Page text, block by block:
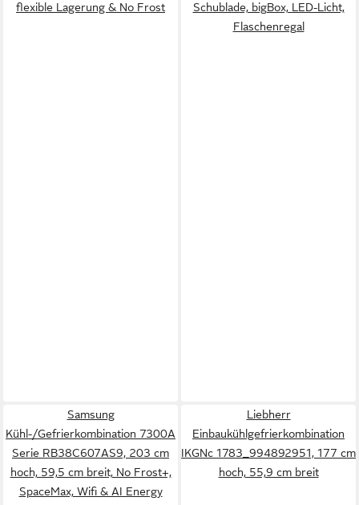
flexible Lagerung & No Frost
Schublade, bigBox, LED-Licht,
Flaschenregal
Samsung
Kühl-/Gefrierkombination 7300A
Serie RB38C607AS9, 203 cm
hoch, 59,5 cm breit, No Frost+,
SpaceMax, Wifi & AI Energy
Liebherr
Einbaukühlgefrierkombination
IKGNc 1783_994892951, 177 cm
hoch, 55,9 cm breit